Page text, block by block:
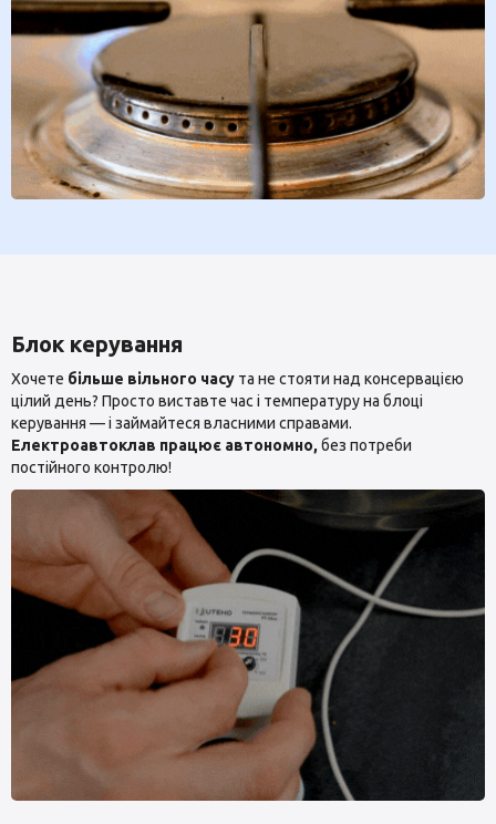
Блок керування
Хочете більше вільного часу та не стояти над консервацією
цілий день? Просто виставте час і температуру на блоці
керування — і займайтеся власними справами.
Електроавтоклав працює автономно,без потреби
постійного контролю!